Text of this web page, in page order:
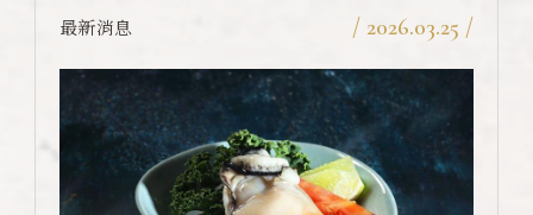
最新消息 / 2026.03.25 /
煙波顧客評論